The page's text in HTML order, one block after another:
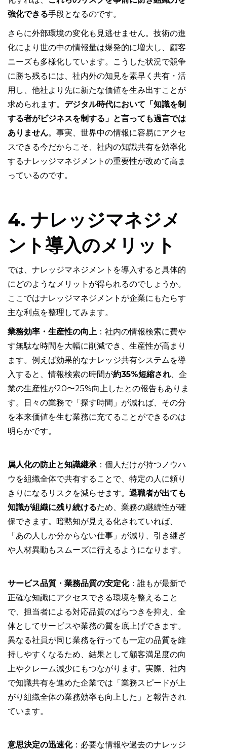
強化できる手段となるのです。
さらに外部環境の変化も見逃せません。技術の進
化により世の中の情報量は爆発的に増大し、顧客
ニーズも多様化しています。こうした状況で競争
に勝ち残るには、社内外の知見を素早く共有・活
用し、他社より先に新たな価値を生み出すことが
求められます。 デジタル時代において「知識を制
する者がビジネスを制する」と言っても過言では
ありません。事実、世界中の情報に容易にアクセ
スできる今だからこそ、社内の知識共有を効率化
するナレッジマネジメントの重要性が改めて高ま
っているのです。
4. ナレッジマネジメ
ント導入のメリット
では、ナレッジマネジメントを導入すると具体的
にどのようなメリットが得られるのでしょうか。
ここではナレッジマネジメントが企業にもたらす
主な利点を整理してみます。
業務効率・生産性の向上 ：社内の情報検索に費や
す無駄な時間を大幅に削減でき、生産性が高まり
ます。例えば効果的なナレッジ共有システムを導
入すると、情報検索の時間が約35%短縮され、企
業の生産性が20〜25%向上したとの報告もありま
す。日々の業務で「探す時間」が減れば、その分
を本来価値を生む業務に充てることができるのは
明らかです。
属人化の防止と知識継承：個人だけが持つノウハ
ウを組織全体で共有することで、特定の人に頼り
きりになるリスクを減らせます。 退職者が出ても
知識が組織に残り続けるため、業務の継続性が確
保できます。暗黙知が見える化されていれば、
「あの人しか分からない仕事」が減り、引き継ぎ
や人材異動もスムーズに行えるようになります。
サービス品質・業務品質の安定化：誰もが最新で
正確な知識にアクセスできる環境を整えること
で、担当者による対応品質のばらつきを抑え、全
体としてサービスや業務の質を底上げできます。
異なる社員が同じ業務を行っても一定の品質を維
持しやすくなるため、結果として顧客満足度の向
上やクレーム減少にもつながります。実際、社内
で知識共有を進めた企業では「業務スピードが上
がり組織全体の業務効率も向上した」と報告され
ています。
意思決定の迅速化：必要な情報や過去のナレッジ